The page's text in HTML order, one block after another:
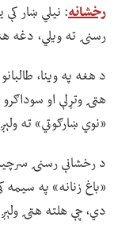
رخشانه: نیلي ښار
رسنۍ ته ویلي، دغه
د هغه په وینا،
هټۍ وتړلې او
«نوي ښارګوټي» ته
د رخشانې رسنۍ
«باغ زنانه» په
دي، چې هلته هټۍ